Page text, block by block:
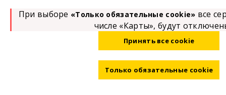
Политика обработки
cookie
Политика обработки
персональных данных
При выборе «Только обязательные cookie» все
числе «Карты», будут
Принять все cookie
Только обязательные cookie